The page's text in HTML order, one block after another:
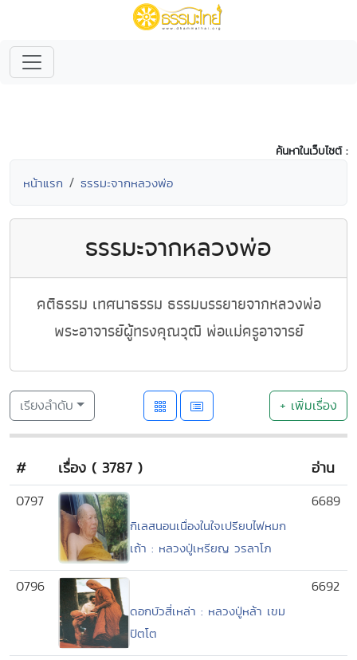
ค้นหาในเว็บไซต์ :
หน้าแรก ธรรมะจากหลวงพ่อ
ธรรมะจากหลวงพ่อ
คติธรรม เทศนาธรรม ธรรมบรรยายจากหลวงพ่อ
พระอาจารย์ผู้ทรงคุณวุฒิ พ่อแม่ครูอาจารย์
เรียงลำดับ + เพิ่มเรื่อง
# เรื่อง ( 3787 ) อ่าน
0797
กิเลสนอนเนื่องในใจเปรียบไฟหมก
เถ้า : หลวงปู่เหรียญ วรลาโภ
6689
0796
ดอกบัวสี่เหล่า : หลวงปู่หล้า เขม
ปัตโต
6692